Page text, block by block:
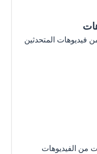
ألف من فيديوهات المتحدثين
من الفيديوهات